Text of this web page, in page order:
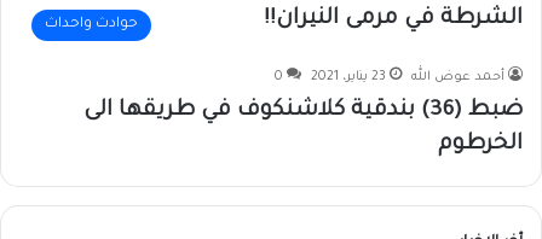
الشرطة في مرمى النيران!!
حوادث واحداث
أحمد عوض الله 23 يناير، 2021 0
ضبط (36) بندقية كلاشنكوف في طريقها الى
الخرطوم